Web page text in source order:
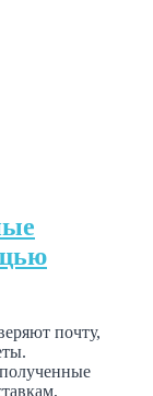
почту,